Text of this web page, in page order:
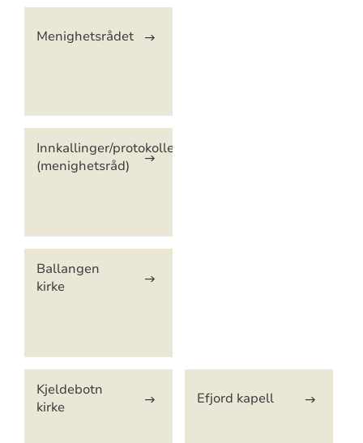
Menighetsrådet
Innkallinger/protokoller
(menighetsråd)
Ballangen
kirke
Kjeldebotn
kirke
Efjord kapell